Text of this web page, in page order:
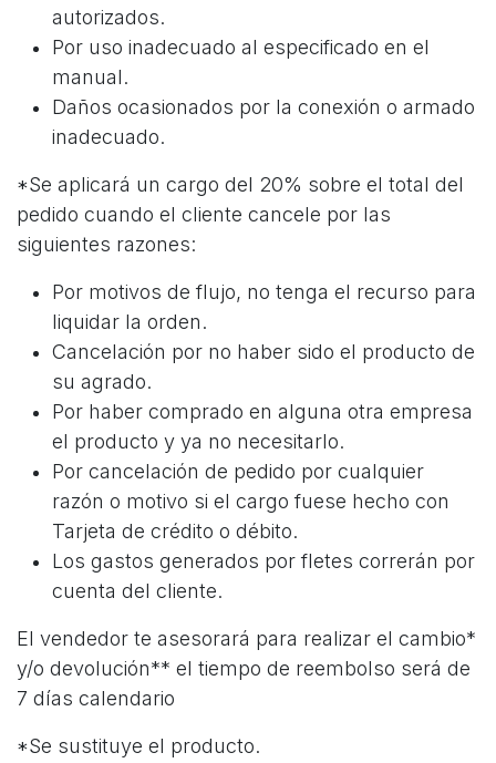
autorizados.
Por uso inadecuado al especificado en el
manual.
Daños ocasionados por la conexión o armado
inadecuado.
*Se aplicará un cargo del 20% sobre el total del
pedido cuando el cliente cancele por las
siguientes razones:
Por motivos de flujo, no tenga el recurso para
liquidar la orden.
Cancelación por no haber sido el producto de
su agrado.
Por haber comprado en alguna otra empresa
el producto y ya no necesitarlo.
Por cancelación de pedido por cualquier
razón o motivo si el cargo fuese hecho con
Tarjeta de crédito o débito.
Los gastos generados por fletes correrán por
cuenta del cliente.
El vendedor te asesorará para realizar el cambio*
y/o devolución** el tiempo de reembolso será de
7 días calendario
*Se sustituye el producto.